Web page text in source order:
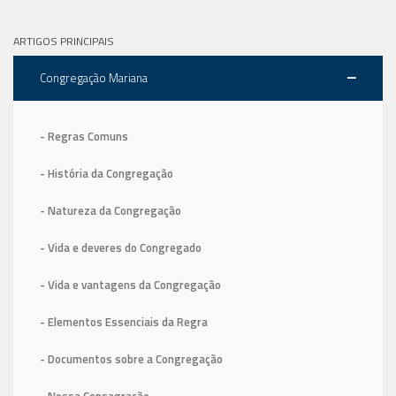
ARTIGOS PRINCIPAIS
Congregação Mariana
- Regras Comuns
- História da Congregação
- Natureza da Congregação
- Vida e deveres do Congregado
- Vida e vantagens da Congregação
- Elementos Essenciais da Regra
- Documentos sobre a Congregação